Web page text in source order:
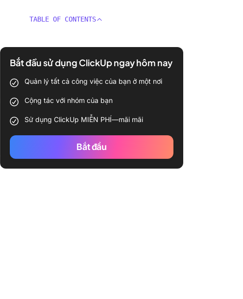
TABLE OF CONTENTS
Bắt đầu sử dụng ClickUp ngay hôm nay
Quản lý tất cả công việc của bạn ở một nơi
Cộng tác với nhóm của bạn
Sử dụng ClickUp MIỄN PHÍ—mãi mãi
Bắt đầu